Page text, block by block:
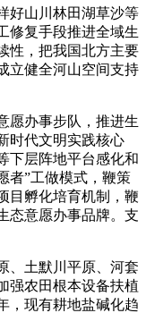
山川林田湖草沙等
修复手段推进全域生
性，把我国北方主要
立健全河山空间支持
办事步队，推进生
时代文明实践核心
下层阵地平台感化和
者”工做模式，鞭策
目孵化培育机制，鞭
态意愿办事品牌。支
土默川平原、河套
强农田根本设备扶植
，现有耕地盐碱化趋